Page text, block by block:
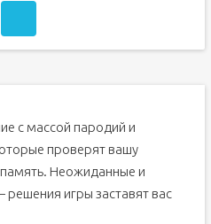
с массой пародий и
проверят вашу
память. Неожиданные и
игры заставят вас